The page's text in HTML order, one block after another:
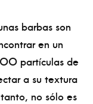
barbas son
en un
partículas de
a su textura
no sólo es